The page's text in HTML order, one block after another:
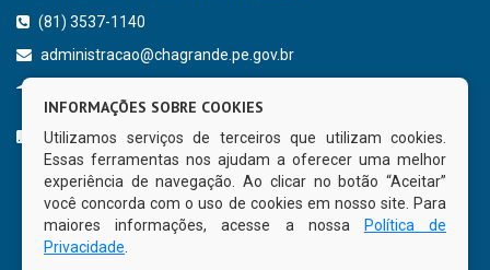
(81) 3537-1140
administracao@chagrande.pe.gov.br
CURTA NOSSA FAN PAGE
INFORMAÇÕES SOBRE COOKIES
Utilizamos serviços de terceiros que utilizam cookies.
Essas ferramentas nos ajudam a oferecer uma melhor
experiência de navegação. Ao clicar no botão “Aceitar”
você concorda com o uso de cookies em nosso site. Para
maiores informações, acesse a nossa
Política de
Privacidade